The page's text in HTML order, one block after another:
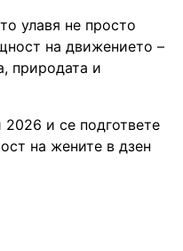
улавя не просто
на движението –
природата и
2026 и се подгответе
на жените в дзен